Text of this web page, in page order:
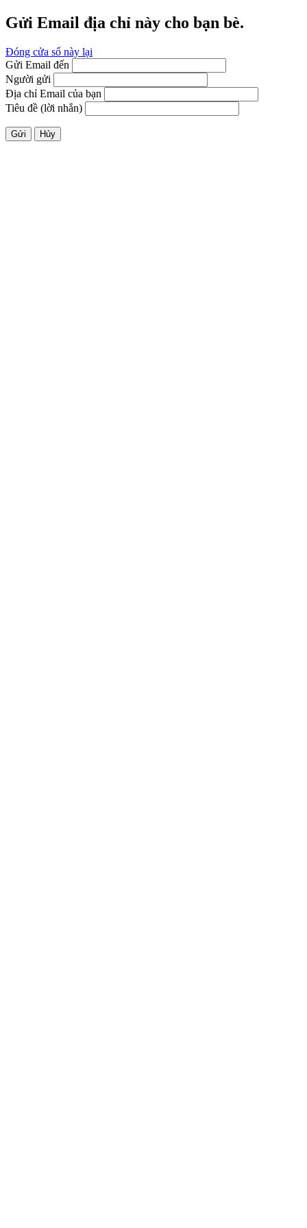
Gửi Email địa chỉ này cho bạn bè.
Đóng cửa sổ này lại
Gửi Email đến
Người gửi
Địa chỉ Email của bạn
Tiêu đề (lời nhắn)
Gửi Hủy